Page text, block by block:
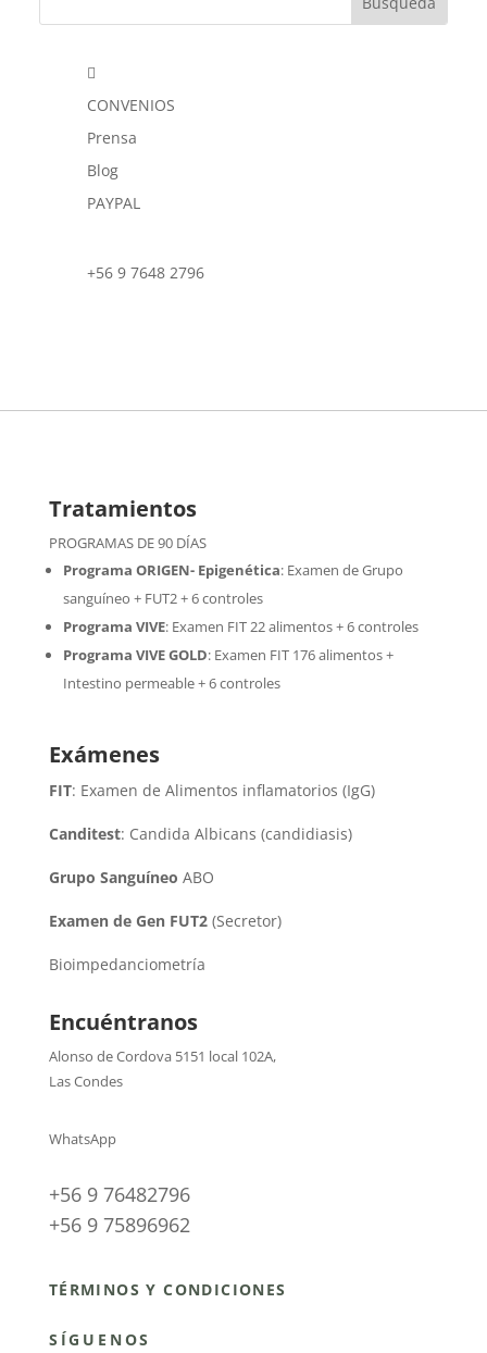

CONVENIOS
Prensa
Blog
PAYPAL
+56 9 7648 2796
Tratamientos
PROGRAMAS DE 90 DÍAS
Programa ORIGEN- Epigenética:Examen de Grupo
sanguíneo + FUT2 + 6 controles
Programa VIVE: Examen FIT 22 alimentos + 6 controles
Programa VIVE GOLD: Examen FIT 176 alimentos +
Intestino permeable + 6 controles
Exámenes
FIT: Examen de Alimentos inflamatorios (IgG)
Canditest: Candida Albicans (candidiasis)
Grupo Sanguíneo ABO
Examen de Gen FUT2(Secretor)
Bioimpedanciometría
Encuéntranos
Alonso de Cordova 5151 local 102A,
Las Condes
WhatsApp
+56 9 76482796
+56 9 75896962
TÉRMINOS Y CONDICIONES
SÍGUENOS